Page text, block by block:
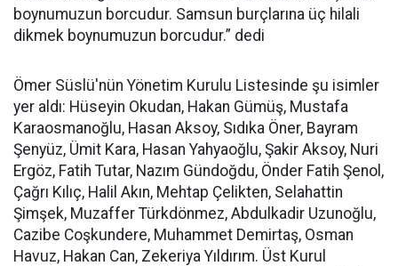
boynumuzun borcudur. Samsun burçlarına üç hilali
dikmek boynumuzun borcudur.” dedi
Ömer Süslü'nün Yönetim Kurulu Listesinde şu isimler
yer aldı: Hüseyin Okudan, Hakan Gümüş, Mustafa
Karaosmanoğlu, Hasan Aksoy, Sıdıka Öner, Bayram
Şenyüz, Ümit Kara, Hasan Yahyaoğlu, Şakir Aksoy, Nuri
Ergöz, Fatih Tutar, Nazım Gündoğdu, Önder Fatih Şenol,
Çağrı Kılıç, Halil Akın, Mehtap Çelikten, Selahattin
Şimşek, Muzaffer Türkdönmez, Abdulkadir Uzunoğlu,
Cazibe Coşkundere, Muhammet Demirtaş, Osman
Havuz, Hakan Can, Zekeriya Yıldırım. Üst Kurul